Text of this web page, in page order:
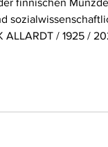
finnischen
ALLARDT / 1925 /